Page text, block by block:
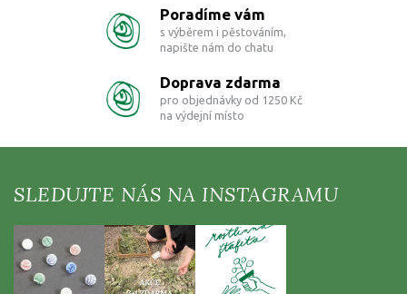
k
y
v
p
i
s
Poradíme vám
s výběrem i pěstováním,
napište nám do chatu
Doprava zdarma
pro objednávky od 1250 Kč
na výdejní místo